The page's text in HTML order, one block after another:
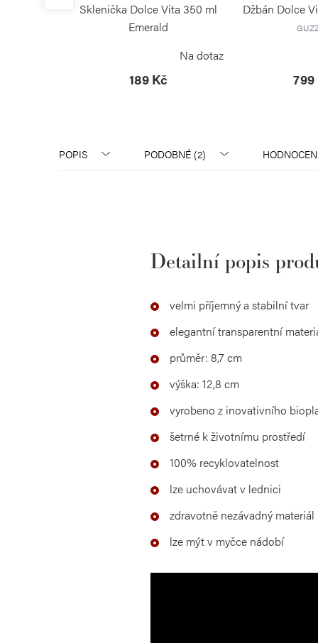
Sklenička Dolce Vita 350 ml
Emerald
Na dotaz
189 Kč
Džbán Dolce
799
POPIS PODOBNÉ (2)
Detailní popis
velmi příjemný a stabilní tvar
elegantní transparentní
průměr: 8,7 cm
výška: 12,8 cm
vyrobeno z inovativního
šetrné k životnímu prostředí
100% recyklovatelnost
lze uchovávat v lednici
zdravotně nezávadný materiál
lze mýt v myčce nádobí